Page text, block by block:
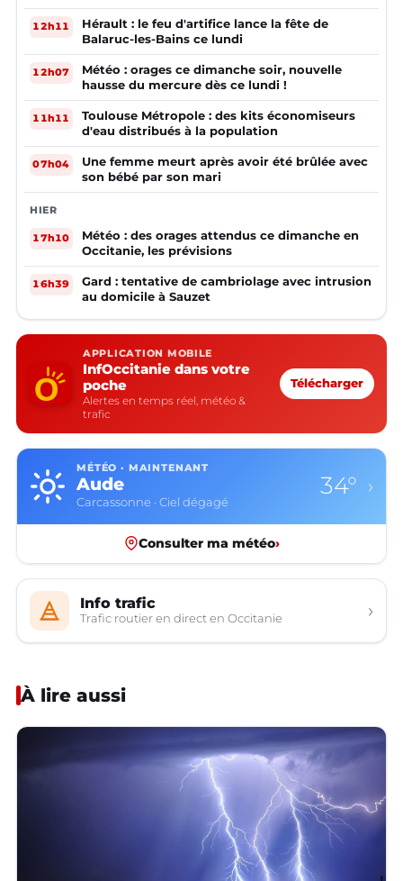
12h11
Hérault : le feu d'artifice lance la fête de
Balaruc-les-Bains ce lundi
12h07
Météo : orages ce dimanche soir, nouvelle
hausse du mercure dès ce lundi !
11h11
Toulouse Métropole : des kits économiseurs
d'eau distribués à la population
07h04
Une femme meurt après avoir été brûlée avec
son bébé par son mari
HIER
17h10
Météo : des orages attendus ce dimanche en
Occitanie, les prévisions
16h39
Gard : tentative de cambriolage avec intrusion
au domicile à Sauzet
APPLICATION MOBILE
InfOccitanie dans votre
poche
Alertes en temps réel, météo &
trafic
Télécharger
MÉTÉO · MAINTENANT
Aude
Carcassonne · Ciel dégagé
34° ›
Consulter ma météo›
Info trafic
Trafic routier en direct en Occitanie ›
À lire aussi